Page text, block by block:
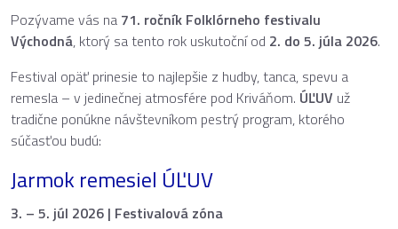
Pozývame vás na 71. ročník Folklórneho festivalu
Východná, ktorý sa tento rok uskutoční od 2. do 5. júla 2026.
Festival opäť prinesie to najlepšie z hudby, tanca, spevu a
remesla – v jedinečnej atmosfére pod Kriváňom. ÚĽUV už
tradične ponúkne návštevníkom pestrý program, ktorého
súčasťou budú:
Jarmok remesiel ÚĽUV
3. – 5. júl 2026 | Festivalová zóna